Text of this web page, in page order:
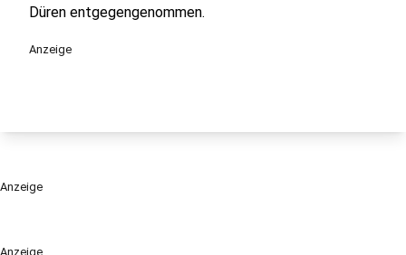
Anzeige
Düren entgegengenommen.
Anzeige
Anzeige